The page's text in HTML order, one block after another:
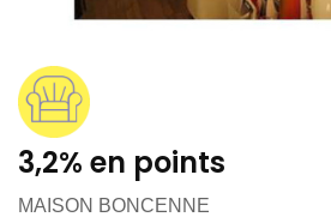
3,2% en points
MAISON BONCENNE